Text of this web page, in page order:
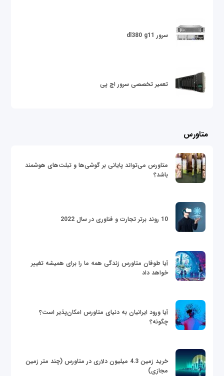
سرور dl380 g11
تعمیر تخصصی سرور اچ پی
متاورس
متاورس می‌تواند پایانی بر گوشی‌ها و تبلت‌های هوشمند
باشد؟
10 روند برتر تجارت و فناوری در سال 2022
آیا طوفان متاورس زندگی همه ما را برای همیشه تغییر
خواهد داد
آیا ورود ایرانیان به دنیای متاورس امکان‌پذیر است؟
چگونه؟
خرید زمین 4.3 میلیون دلاری در متاورس (چند متر زمین
مجازی)